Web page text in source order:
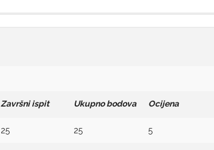
Završni ispit Ukupno bodova Ocijena
25 25 5